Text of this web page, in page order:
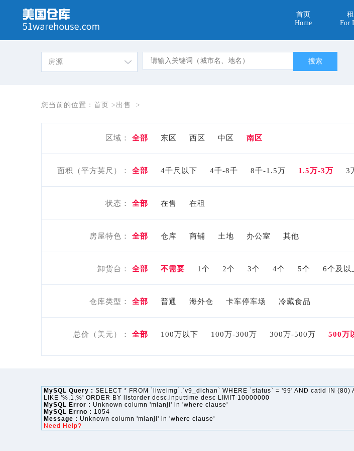
首页
Home
For
房源
您当前的位置： 首页 > 出售 >
区域： 全部 东区 西区 中区 南区
面积（平方英尺）： 全部 4千尺以下 4千-8千 8千-1.5万 1.5万-3万 3
状态： 全部 在售 在租
房屋特色： 全部 仓库 商铺 土地 办公室 其他
卸货台： 全部 不需要 1个 2个 3个 4个 5个 6个及以
仓库类型： 全部 普通 海外仓 卡车停车场 冷藏食品
总价（美元）： 全部 100万以下 100万-300万 300万-500万 500万
MySQL Query : SELECT * FROM `liweimg`.`v9_dichan` WHERE `status` = '99' AND catid IN
LIKE '%,1,%' ORDER BY listorder desc,inputtime desc LIMIT 10000000
MySQL Error : Unknown column 'mianji' in 'where clause'
MySQL Errno : 1054
Message : Unknown column 'mianji' in 'where clause'
Need Help?